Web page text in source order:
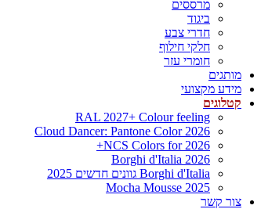
מרססים
ביגוד
חדרי צבע
חלקי חילוף
חומרי עזר
מותגים
מידע מקצועי
קטלוגים
RAL 2027+ Colour feeling
Cloud Dancer: Pantone Color 2026
NCS Colors for 2026+
Borghi d'Italia 2026
Borghi d'Italia גוונים חדשים 2025
Mocha Mousse 2025
צור קשר